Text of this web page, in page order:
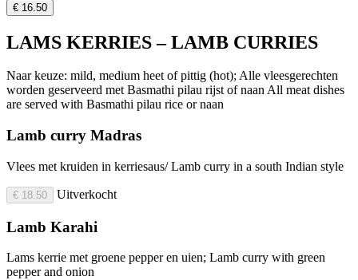
€ 16.50
LAMS KERRIES – LAMB CURRIES
Naar keuze: mild, medium heet of pittig (hot); Alle vleesgerechten
worden geserveerd met Basmathi pilau rijst of naan All meat dishes
are served with Basmathi pilau rice or naan
Lamb curry Madras
Vlees met kruiden in kerriesaus/ Lamb curry in a south Indian style
€ 18.50 Uitverkocht
Lamb Karahi
Lams kerrie met groene pepper en uien; Lamb curry with green
pepper and onion